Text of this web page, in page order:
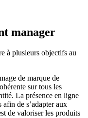
manager
à plusieurs objectifs au
de marque de
sur tous les
La présence en ligne
afin de s’adapter aux
de valoriser les produits